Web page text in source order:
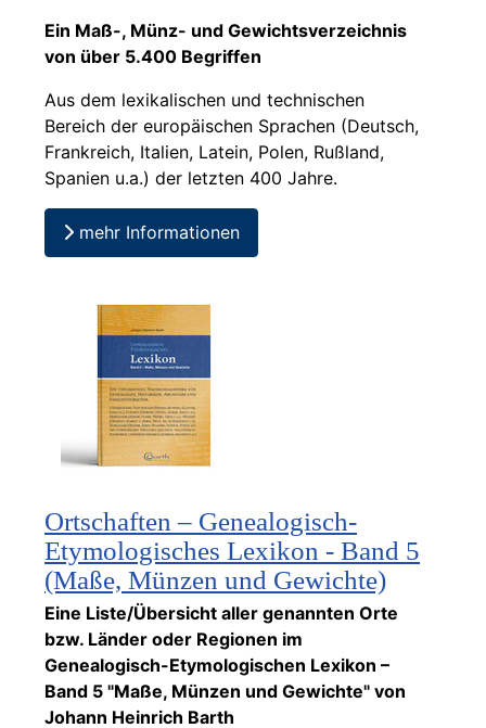
Ein Maß-, Münz- und Gewichtsverzeichnis
von über 5.400 Begriffen
Aus dem lexikalischen und technischen
Bereich der europäischen Sprachen (Deutsch,
Frankreich, Italien, Latein, Polen, Rußland,
Spanien u.a.) der letzten 400 Jahre.
mehr Informationen
Ortschaften – Genealogisch-
Etymologisches Lexikon - Band 5
(Maße, Münzen und Gewichte)
Eine Liste/Übersicht aller genannten Orte
bzw. Länder oder Regionen im
Genealogisch-Etymologischen Lexikon –
Band 5 "Maße, Münzen und Gewichte" von
Johann Heinrich Barth